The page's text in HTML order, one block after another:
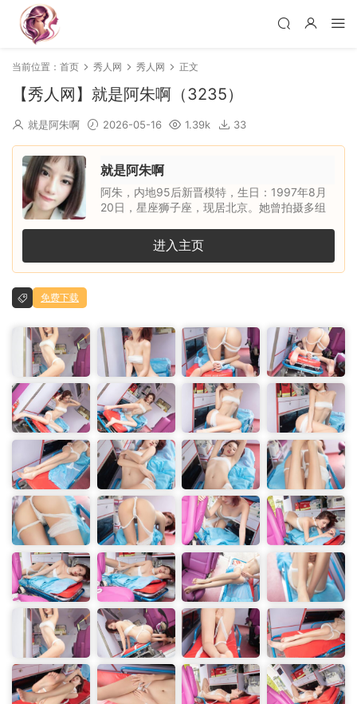
当前位置： 首页 秀人网 秀人网 正文
【秀人网】就是阿朱啊（3235）
就是阿朱啊 2026-05-16 1.39k 33
就是阿朱啊
阿朱，内地95后新晋模特，生日：1997年8月
20日，星座狮子座，现居北京。她曾拍摄多组
L.P.VISION 合作完成多组风格大胆的作品，凭
借出众表现积累了大量人气，随后加入秀人旗
富。
进入主页
免费下载